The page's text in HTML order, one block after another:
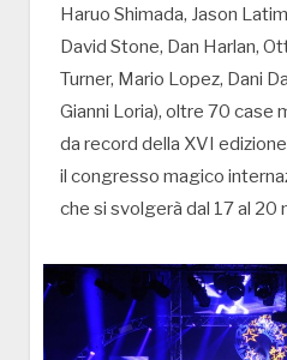
Haruo Shimada, Jason
David Stone, Dan Harlan,
Turner, Mario Lopez, Dani
Gianni Loria), oltre 70 case
da record della XVI
il congresso magico
che si svolgerà dal 17 al 20